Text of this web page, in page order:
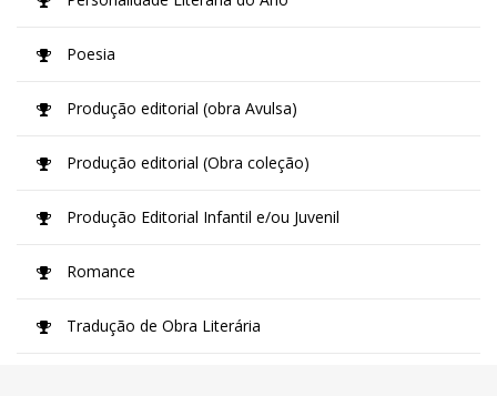
Poesia
Produção editorial (obra Avulsa)
Produção editorial (Obra coleção)
Produção Editorial Infantil e/ou Juvenil
Romance
Tradução de Obra Literária